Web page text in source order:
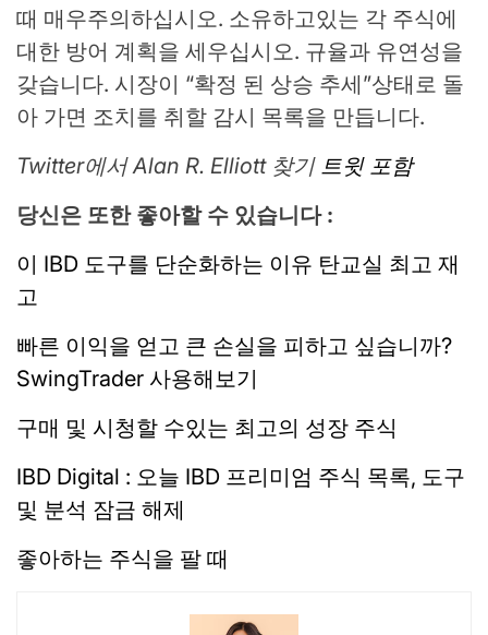
때 매우주의하십시오. 소유하고있는 각 주식에
대한 방어 계획을 세우십시오. 규율과 유연성을
갖습니다. 시장이 “확정 된 상승 추세”상태로 돌
아 가면 조치를 취할 감시 목록을 만듭니다.
Twitter에서 Alan R. Elliott 찾기 트윗 포함
당신은 또한 좋아할 수 있습니다 :
이 IBD 도구를 단순화하는 이유 탄교실 최고 재
고
빠른 이익을 얻고 큰 손실을 피하고 싶습니까?
SwingTrader 사용해보기
구매 및 시청할 수있는 최고의 성장 주식
IBD Digital : 오늘 IBD 프리미엄 주식 목록, 도구
및 분석 잠금 해제
좋아하는 주식을 팔 때